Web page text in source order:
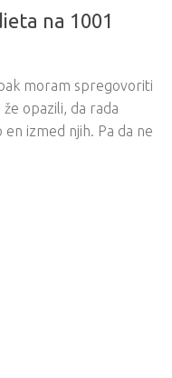
na 1001
moram spregovoriti
opazili, da rada
izmed njih. Pa da ne